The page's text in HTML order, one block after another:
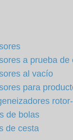
a prueba de
al vacío
para
de bolas
de cesta